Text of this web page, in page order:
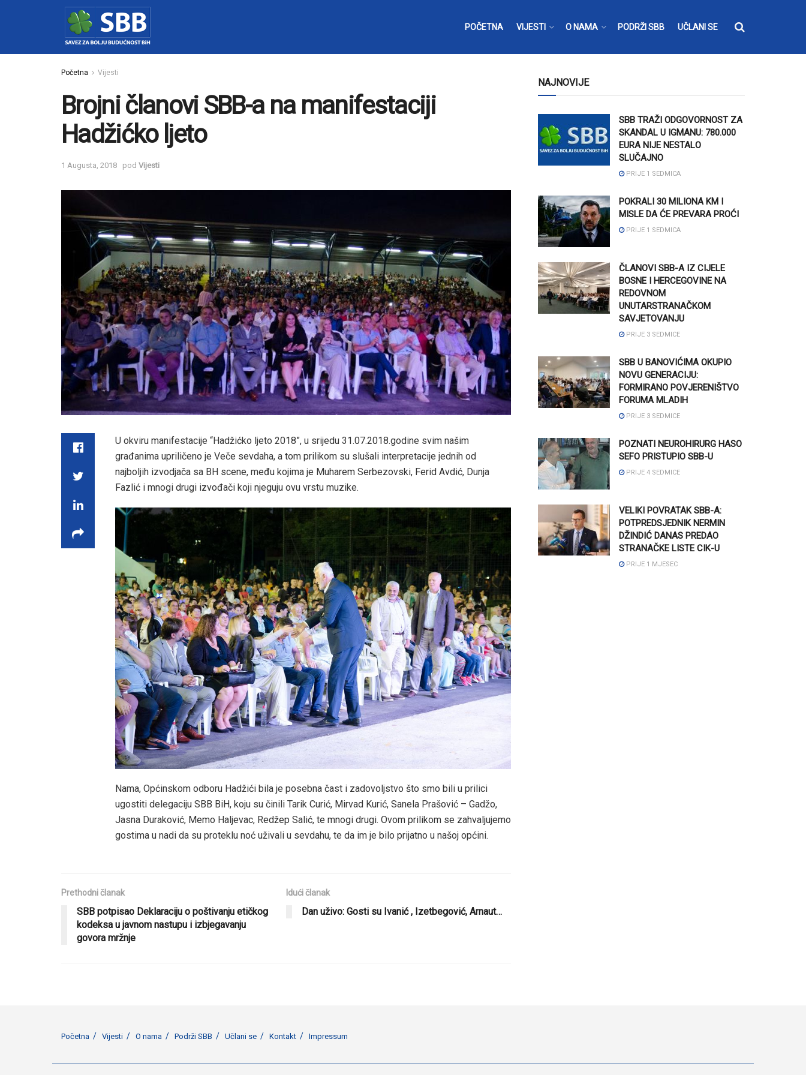
POČETNA VIJESTI O NAMA PODRŽI SBB UČLANI SE
Početna Vijesti
Brojni članovi SBB-a na manifestaciji
Hadžićko ljeto
1 Augusta, 2018 pod Vijesti
U okviru manifestacije “Hadžićko ljeto 2018”, u srijedu 31.07.2018.godine svim našim
građanima upriličeno je Veče sevdaha, a tom prilikom su slušali interpretacije jednih od
najboljih izvodjača sa BH scene, među kojima je Muharem Serbezovski, Ferid Avdić, Dunja
Fazlić i mnogi drugi izvođači koji njeguju ovu vrstu muzike.
Nama, Općinskom odboru Hadžići bila je posebna čast i zadovoljstvo što smo bili u prilici
ugostiti delegaciju SBB BiH, koju su činili Tarik Curić, Mirvad Kurić, Sanela Prašović – Gadžo,
Jasna Duraković, Memo Haljevac, Redžep Salić, te mnogi drugi. Ovom prilikom se zahvaljujemo
gostima u nadi da su proteklu noć uživali u sevdahu, te da im je bilo prijatno u našoj općini.
Prethodni članak
SBB potpisao Deklaraciju o poštivanju etičkog
kodeksa u javnom nastupu i izbjegavanju
govora mržnje
Idući članak
Dan uživo: Gosti su Ivanić , Izetbegović, Arnaut…
NAJNOVIJE
SBB TRAŽI ODGOVORNOST ZA
SKANDAL U IGMANU: 780.000
EURA NIJE NESTALO
SLUČAJNO
PRIJE 1 SEDMICA
POKRALI 30 MILIONA KM I
MISLE DA ĆE PREVARA PROĆI
PRIJE 1 SEDMICA
ČLANOVI SBB-A IZ CIJELE
BOSNE I HERCEGOVINE NA
REDOVNOM
UNUTARSTRANAČKOM
SAVJETOVANJU
PRIJE 3 SEDMICE
SBB U BANOVIĆIMA OKUPIO
NOVU GENERACIJU:
FORMIRANO POVJERENIŠTVO
FORUMA MLADIH
PRIJE 3 SEDMICE
POZNATI NEUROHIRURG HASO
SEFO PRISTUPIO SBB-U
PRIJE 4 SEDMICE
VELIKI POVRATAK SBB-A:
POTPREDSJEDNIK NERMIN
DŽINDIĆ DANAS PREDAO
STRANAČKE LISTE CIK-U
PRIJE 1 MJESEC
Početna Vijesti O nama Podrži SBB Učlani se Kontakt Impressum